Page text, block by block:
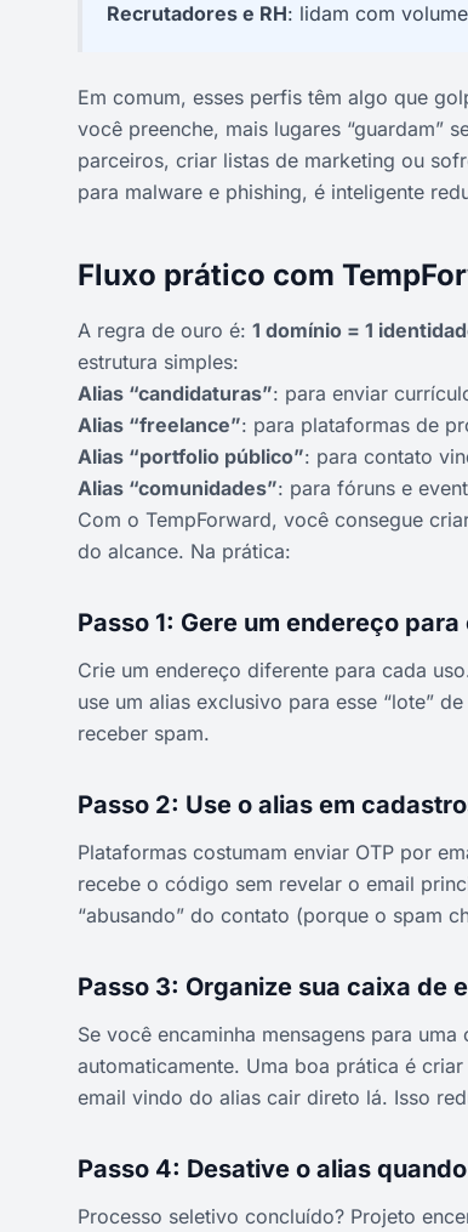
Recrutadores e RH: lidam com
Em comum, esses perfis têm algo que
você preenche, mais lugares “guardam”
parceiros, criar listas de marketing ou
para malware e phishing, é inteligente
Fluxo prático com
A regra de ouro é: 1 domínio = 1
estrutura simples:
Alias “candidaturas”: para enviar
Alias “freelance”: para plataformas de
Alias “portfolio público”: para contato
Alias “comunidades”: para fóruns e
Com o TempForward, você consegue
do alcance. Na prática:
Passo 1: Gere um endereço
Crie um endereço diferente para cada
use um alias exclusivo para esse “lote”
receber spam.
Passo 2: Use o alias em
Plataformas costumam enviar OTP por
recebe o código sem revelar o email
“abusando” do contato (porque o spam
Passo 3: Organize sua caixa de
Se você encaminha mensagens para
automaticamente. Uma boa prática é
email vindo do alias cair direto lá. Isso
Passo 4: Desative o alias
Processo seletivo concluído? Projeto